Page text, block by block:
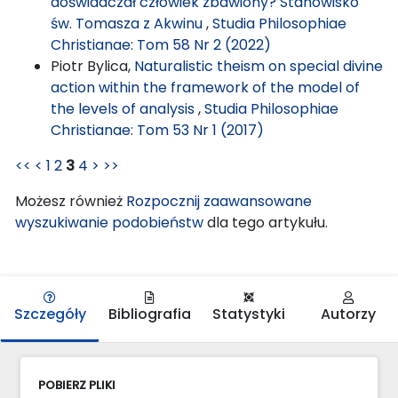
św. Tomasza z Akwinu,Studia Philosophiae
Christianae: Tom 58 Nr 2 (2022)
Piotr Bylica, Naturalistic theism on special divine
action within the framework of the model of
the levels of analysis,Studia Philosophiae
Christianae: Tom 53 Nr 1 (2017)
<< < 1 2 3 4 > >>
Możesz również Rozpocznij zaawansowane
wyszukiwanie podobieństwdla tego artykułu.
Szczegóły Bibliografia Statystyki Autorzy
POBIERZ PLIKI